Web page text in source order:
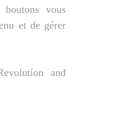
vous
et de gérer
and